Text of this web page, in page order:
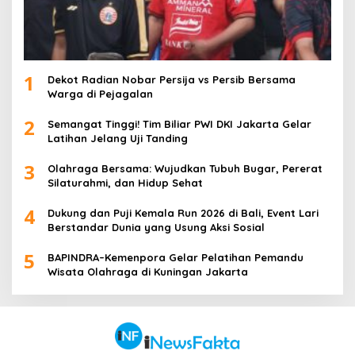
1
Dekot Radian Nobar Persija vs Persib Bersama
Warga di Pejagalan
2
Semangat Tinggi! Tim Biliar PWI DKI Jakarta Gelar
Latihan Jelang Uji Tanding
3
Olahraga Bersama: Wujudkan Tubuh Bugar, Pererat
Silaturahmi, dan Hidup Sehat
4
Dukung dan Puji Kemala Run 2026 di Bali, Event Lari
Berstandar Dunia yang Usung Aksi Sosial
5
BAPINDRA–Kemenpora Gelar Pelatihan Pemandu
Wisata Olahraga di Kuningan Jakarta